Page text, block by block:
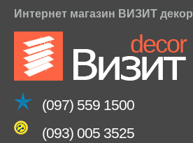
Интернет магазин ВИЗИТ декор
(097) 559 1500
(093) 005 3525